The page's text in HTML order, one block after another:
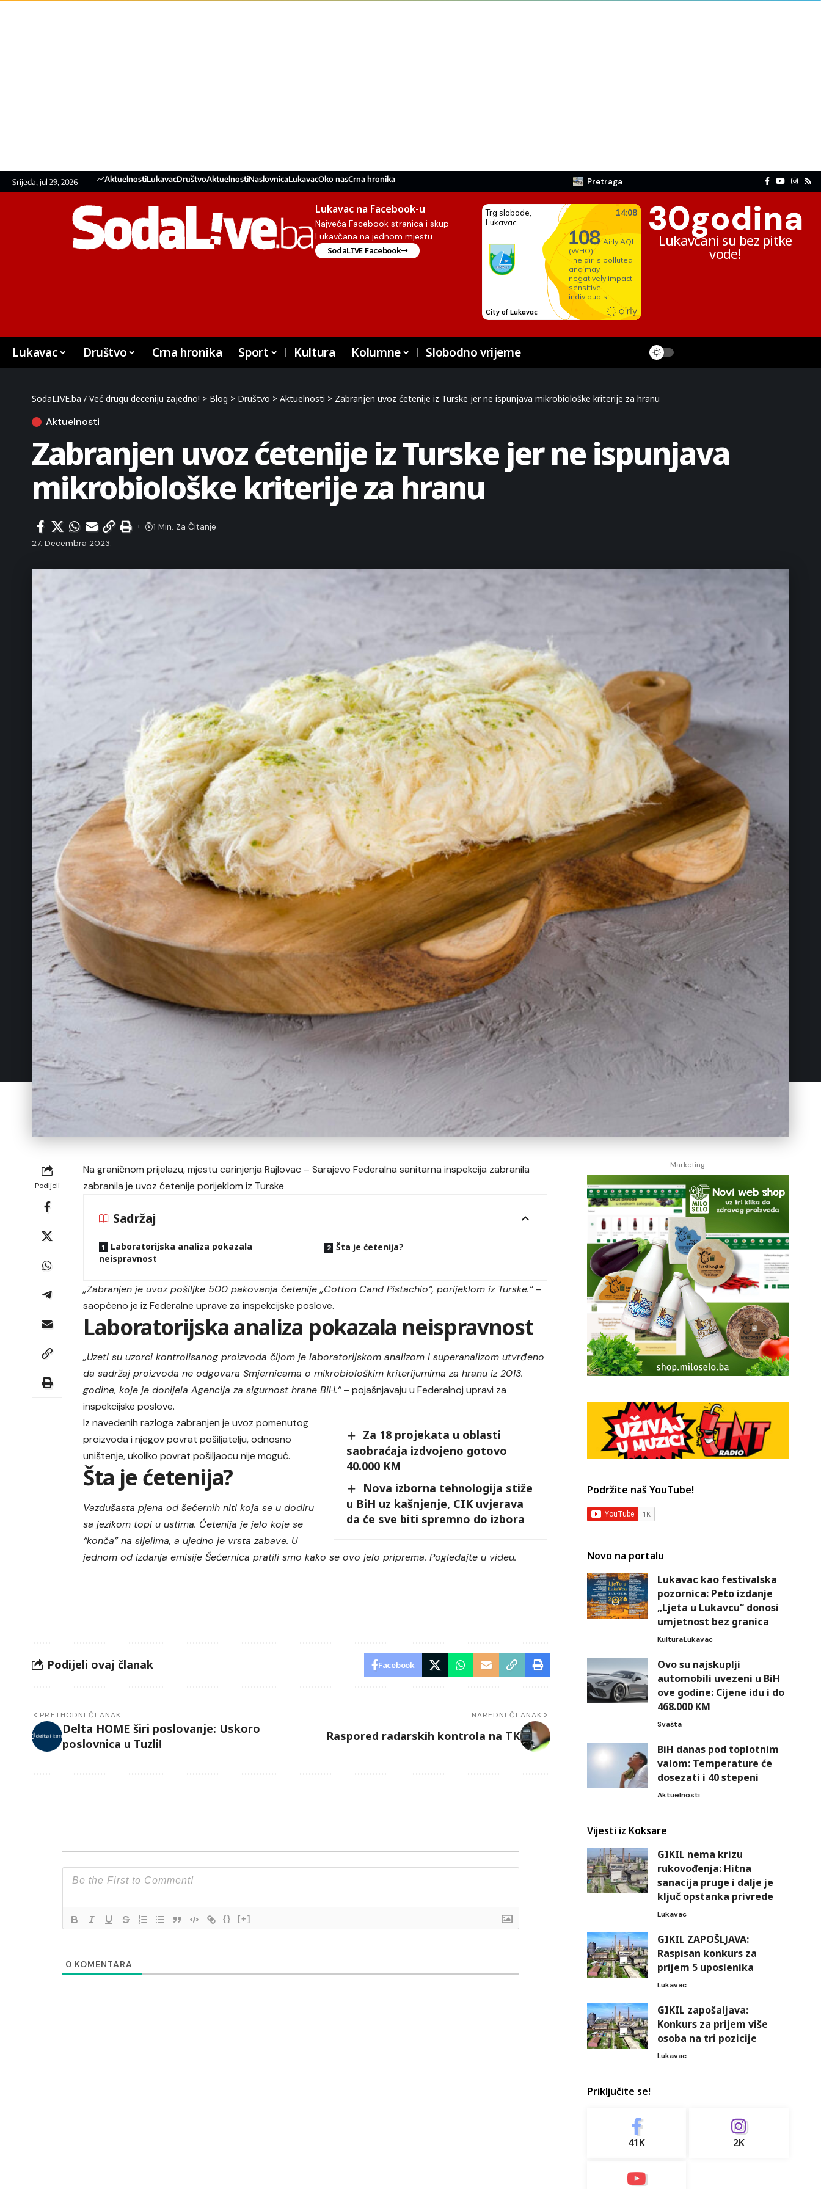
Srijeda, jul 29, 2026 AktuelnostiLukavacDruštvoAktuelnostiNaslovnicaLukavacOko nasCrna hronika Pretraga
Lukavac na Facebook-u
Najveća Facebook stranica i skup
Lukavčana na jednom mjestu.
SodaLIVE Facebook
30godina
Lukavčani su bez pitke
vode!
Lukavac Društvo Crna hronika Sport Kultura Kolumne Slobodno vrijeme
SodaLIVE.ba / Već drugu deceniju zajedno! > Blog > Društvo > Aktuelnosti > Zabranjen uvoz ćetenije iz Turske jer ne ispunjava mikrobiološke kriterije za hranu
Aktuelnosti
Zabranjen uvoz ćetenije iz Turske jer ne ispunjava
mikrobiološke kriterije za hranu
27. Decembra 2023.
1 Min. Za Čitanje
Podijeli
Na graničnom prijelazu, mjestu carinjenja Rajlovac – Sarajevo Federalna sanitarna inspekcija zabranila
zabranila je uvoz ćetenije porijeklom iz Turske
Sadržaj
Laboratorijska analiza pokazala
neispravnost
Šta je ćetenija?
„Zabranjen je uvoz pošiljke 500 pakovanja ćetenije „Cotton Cand Pistachio“, porijeklom iz Turske.“ –
saopćeno je iz Federalne uprave za inspekcijske poslove.
Laboratorijska analiza pokazala neispravnost
„Uzeti su uzorci kontrolisanog proizvoda čijom je laboratorijskom analizom i superanalizom utvrđeno
da sadržaj proizvoda ne odgovara Smjernicama o mikrobiološkim kriterijumima za hranu iz 2013.
godine, koje je donijela Agencija za sigurnost hrane BiH.“– pojašnjavaju u Federalnoj upravi za
inspekcijske poslove.
Za 18 projekata u oblasti
saobraćaja izdvojeno gotovo
40.000 KM
Nova izborna tehnologija stiže
u BiH uz kašnjenje, CIK uvjerava
da će sve biti spremno do izbora
Iz navedenih razloga zabranjen je uvoz pomenutog
proizvoda i njegov povrat pošiljatelju, odnosno
uništenje, ukoliko povrat pošiljaocu nije moguć.
Šta je ćetenija?
Vazdušasta pjena od šećernih niti koja se u dodiru
sa jezikom topi u ustima. Ćetenija je jelo koje se
“konča” na sijelima, a ujedno je vrsta zabave. U
jednom od izdanja emisije Šećernica pratili smo kako se ovo jelo priprema. Pogledajte u videu.
Podijeli ovaj članak Facebook
PRETHODNI ČLANAK
Delta HOME širi poslovanje: Uskoro
poslovnica u Tuzli!
NAREDNI ČLANAK
Raspored radarskih kontrola na TK
{} [+]
0 KOMENTARA
- Marketing -
Podržite naš YouTube!
Novo na portalu
Lukavac kao festivalska
pozornica: Peto izdanje
„Ljeta u Lukavcu“ donosi
umjetnost bez granica
KulturaLukavac
Ovo su najskuplji
automobili uvezeni u BiH
ove godine: Cijene idu i do
468.000 KM
Svašta
BiH danas pod toplotnim
valom: Temperature će
dosezati i 40 stepeni
Aktuelnosti
Vijesti iz Koksare
GIKIL nema krizu
rukovođenja: Hitna
sanacija pruge i dalje je
ključ opstanka privrede
Lukavac
GIKIL ZAPOŠLJAVA:
Raspisan konkurs za
prijem 5 uposlenika
Lukavac
GIKIL zapošaljava:
Konkurs za prijem više
osoba na tri pozicije
Lukavac
Priključite se!
41K 2K